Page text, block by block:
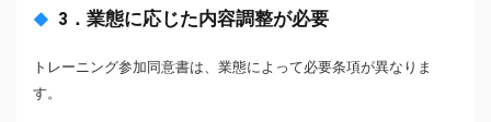
3．業態に応じた内容調整が必要
トレーニング参加同意書は、業態によって必要条項が異なりま
す。